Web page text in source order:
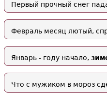
Первый прочный снег
Февраль месяц лютый,
Январь - году начало,
Что с мужиком в мороз